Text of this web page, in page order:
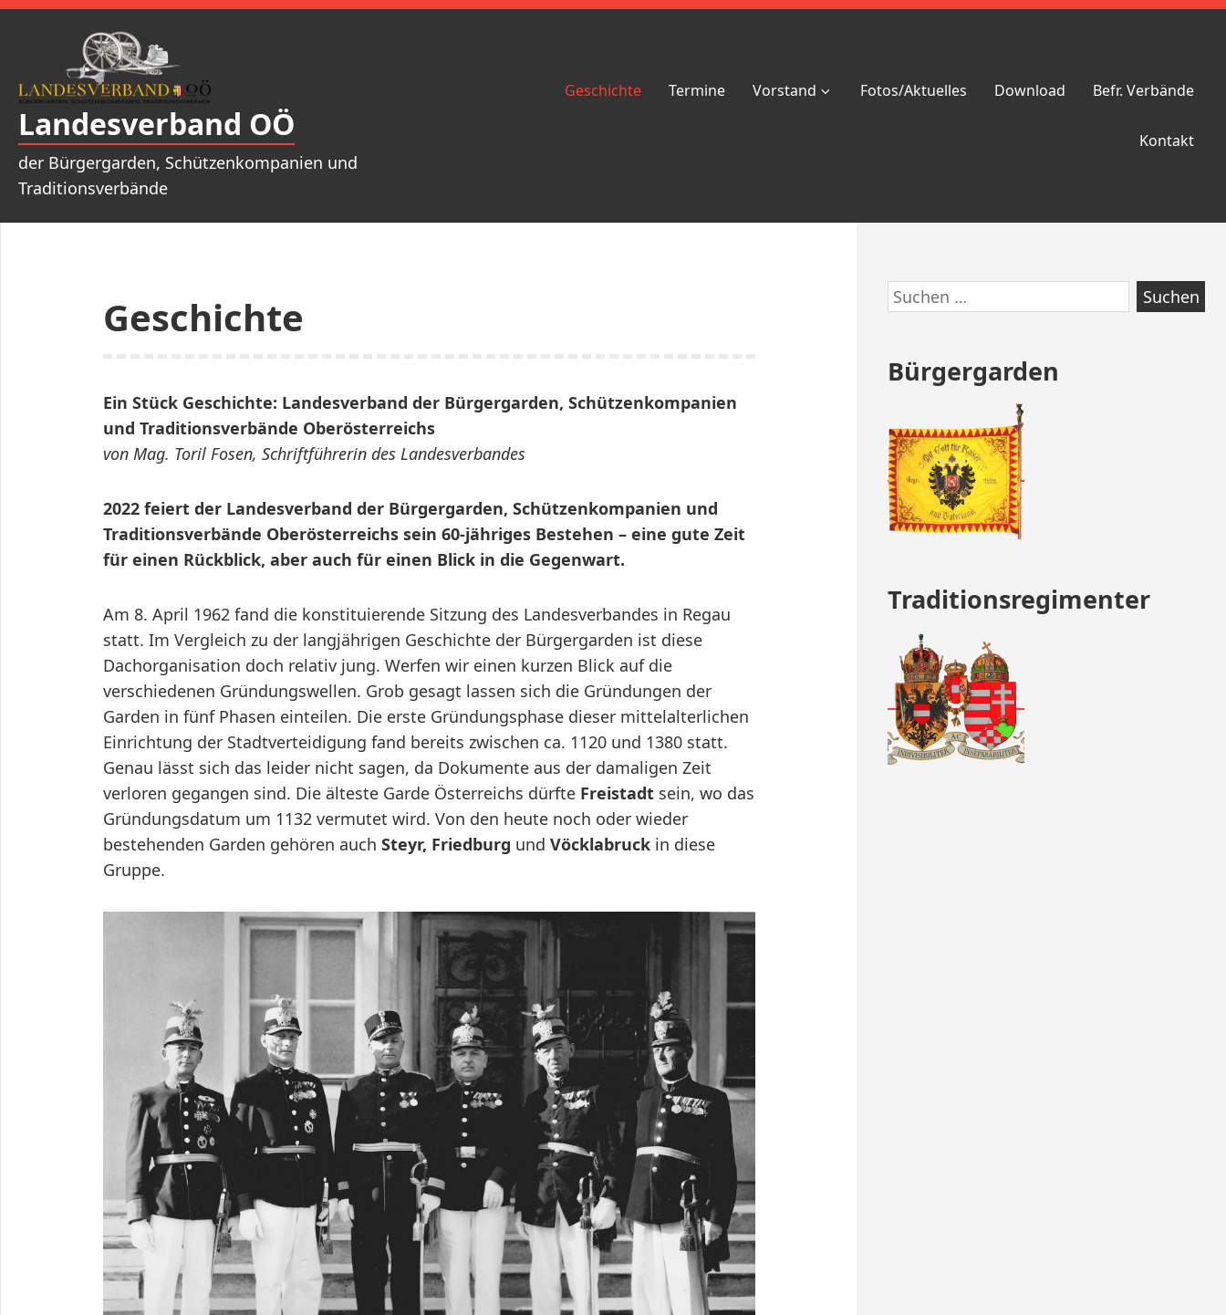
Zum
Landesverband OÖ
der Bürgergarden, Schützenkompanien und
Traditionsverbände
Geschichte Termine Vorstand Fotos/Aktuelles Download Befr. Verbände
Kontakt
Geschichte
Ein Stück Geschichte: Landesverband der Bürgergarden, Schützenkompanien
und Traditionsverbände Oberösterreichs
von Mag. Toril Fosen, Schriftführerin des Landesverbandes
2022 feiert der Landesverband der Bürgergarden, Schützenkompanien und
Traditionsverbände Oberösterreichs sein 60-jähriges Bestehen – eine gute Zeit
für einen Rückblick, aber auch für einen Blick in die Gegenwart.
Am 8. April 1962 fand die konstituierende Sitzung des Landesverbandes in Regau
statt. Im Vergleich zu der langjährigen Geschichte der Bürgergarden ist diese
Dachorganisation doch relativ jung. Werfen wir einen kurzen Blick auf die
verschiedenen Gründungswellen. Grob gesagt lassen sich die Gründungen der
Garden in fünf Phasen einteilen. Die erste Gründungsphase dieser mittelalterlichen
Einrichtung der Stadtverteidigung fand bereits zwischen ca. 1120 und 1380 statt.
Genau lässt sich das leider nicht sagen, da Dokumente aus der damaligen Zeit
verloren gegangen sind. Die älteste Garde Österreichs dürfte Freistadt sein, wo das
Gründungsdatum um 1132 vermutet wird. Von den heute noch oder wieder
bestehenden Garden gehören auch Steyr, Friedburg und Vöcklabruck in diese
Gruppe.
Zum
Footer
Suchen
nach:
Bürgergarden
Traditionsregimenter